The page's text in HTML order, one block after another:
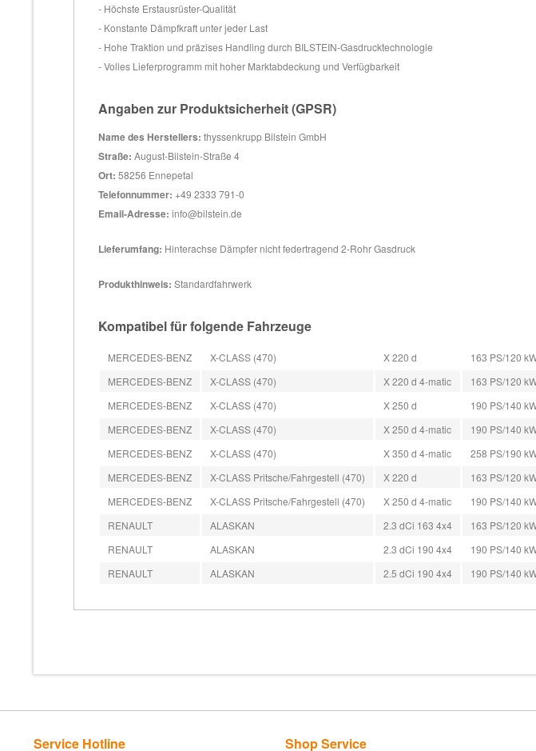
- Höchste Erstausrüster-Qualität
- Konstante Dämpfkraft unter jeder Last
- Hohe Traktion und präzises Handling durch BILSTEIN-Gasdrucktechnologie
- Volles Lieferprogramm mit hoher Marktabdeckung und Verfügbarkeit
Angaben zur Produktsicherheit (GPSR)
Name des Herstellers: thyssenkrupp Bilstein GmbH
Straße: August-Bilstein-Straße 4
Ort: 58256 Ennepetal
Telefonnummer: +49 2333 791-0
Email-Adresse: info@bilstein.de
Lieferumfang: Hinterachse Dämpfer nicht federtragend 2-Rohr Gasdruck
Produkthinweis: Standardfahrwerk
Kompatibel für folgende Fahrzeuge
MERCEDES-BENZ X-CLASS (470) X 220 d
163 PS/120
MERCEDES-BENZ
X-CLASS (470) X 220 d 4-matic
163 PS/120
MERCEDES-BENZ
X-CLASS (470) X 250 d
190 PS/140
MERCEDES-BENZ
X-CLASS (470) X 250 d 4-matic
190 PS/140
MERCEDES-BENZ
X-CLASS (470) X 350 d 4-matic
258 PS/190
MERCEDES-BENZ
X-CLASS Pritsche/Fahrgestell (470) X 220 d
163 PS/120
MERCEDES-BENZ
X-CLASS Pritsche/Fahrgestell (470) X 250 d 4-matic
190 PS/140
RENAULT
ALASKAN 2.3 dCi 163 4x4
163 PS/120
RENAULT
ALASKAN 2.3 dCi 190 4x4
190 PS/140
RENAULT
ALASKAN 2.5 dCi 190 4x4 190 PS/140
Service Hotline Shop Service